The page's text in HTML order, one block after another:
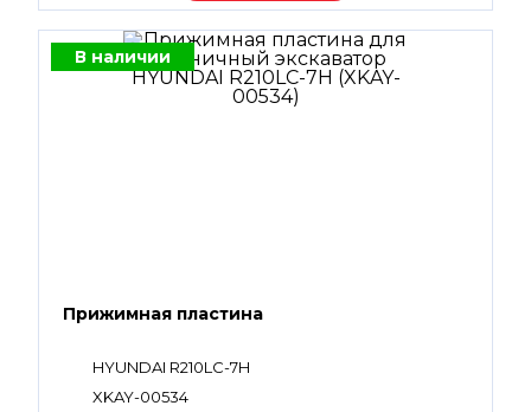
В наличии
Прижимная пластина
HYUNDAI R210LC-7H
XKAY-00534